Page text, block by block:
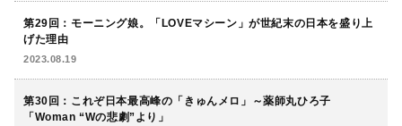
第29回：モーニング娘。「LOVEマシーン」が世紀末の日本を盛り上
げた理由
2023.08.19
第30回：これぞ日本最高峰の「きゅんメロ」～薬師丸ひろ子
「Woman “Wの悲劇”より」